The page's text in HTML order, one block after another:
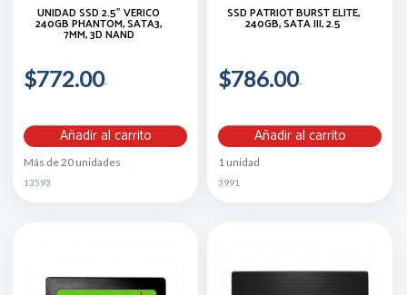
UNIDAD SSD 2.5" VERICO
240GB PHANTOM, SATA3,
7MM, 3D NAND
$772.00
Añadir al carrito
Más de 20 unidades
13593
SSD PATRIOT BURST ELITE,
240GB, SATA III, 2.5
$786.00
Añadir al carrito
1 unidad
3991